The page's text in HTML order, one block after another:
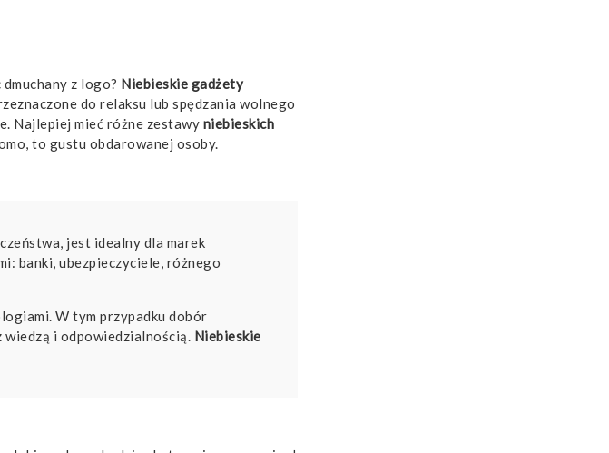
z logo? Niebieskie gadżety
do relaksu lub spędzania wolnego
Najlepiej mieć różne zestawy niebieskich
to gustu obdarowanej osoby.
jest idealny dla marek
banki, ubezpieczyciele, różnego
W tym przypadku dobór
i odpowiedzialnością. Niebieskie